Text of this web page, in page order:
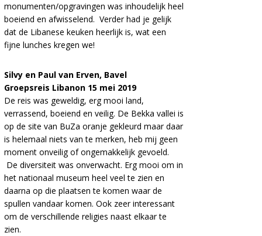
monumenten/opgravingen was inhoudelijk heel
boeiend en afwisselend. Verder had je gelijk
dat de Libanese keuken heerlijk is, wat een
fijne lunches kregen we!
Silvy en Paul van Erven, Bavel
Groepsreis Libanon 15 mei 2019
De reis was geweldig, erg mooi land,
verrassend, boeiend en veilig. De Bekka vallei is
op de site van BuZa oranje gekleurd maar daar
is helemaal niets van te merken, heb mij geen
moment onveilig of ongemakkelijk gevoeld.
De diversiteit was onverwacht. Erg mooi om in
het nationaal museum heel veel te zien en
daarna op die plaatsen te komen waar de
spullen vandaar komen. Ook zeer interessant
om de verschillende religies naast elkaar te
zien.